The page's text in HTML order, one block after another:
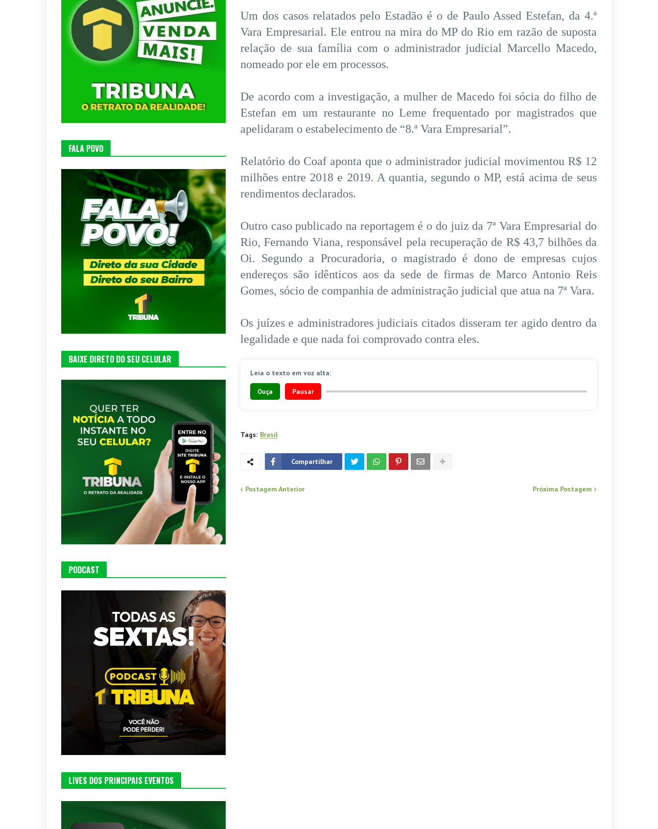
Um dos casos relatados pelo Estadão é o de Paulo Assed Estefan, da 4.ª
Vara Empresarial. Ele entrou na mira do MP do Rio em razão de suposta
relação de sua família com o administrador judicial Marcello Macedo,
nomeado por ele em processos.
De acordo com a investigação, a mulher de Macedo foi sócia do filho de
Estefan em um restaurante no Leme frequentado por magistrados que
apelidaram o estabelecimento de “8.ª Vara Empresarial”.
Relatório do Coaf aponta que o administrador judicial movimentou R$ 12
milhões entre 2018 e 2019. A quantia, segundo o MP, está acima de seus
rendimentos declarados.
Outro caso publicado na reportagem é o do juiz da 7ª Vara Empresarial do
Rio, Fernando Viana, responsável pela recuperação de R$ 43,7 bilhões da
Oi. Segundo a Procuradoria, o magistrado é dono de empresas cujos
endereços são idênticos aos da sede de firmas de Marco Antonio Reis
Gomes, sócio de companhia de administração judicial que atua na 7ª Vara.
Os juízes e administradores judiciais citados disseram ter agido dentro da
legalidade e que nada foi comprovado contra eles.
Leia o texto em voz alta:
Ouça Pausar
Tags: Brasil
Compartilhar
Postagem Anterior Próxima Postagem
FALA POVO
BAIXE DIRETO DO SEU CELULAR
PODCAST
LIVES DOS PRINCIPAIS EVENTOS